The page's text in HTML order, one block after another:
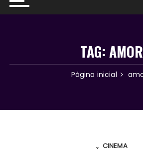
TAG:AMOR
Página inicial
. CINEMA